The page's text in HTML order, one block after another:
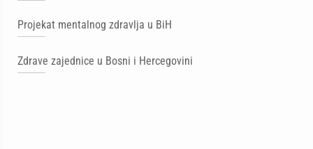
Projekat mentalnog zdravlja u BiH
Zdrave zajednice u Bosni i Hercegovini